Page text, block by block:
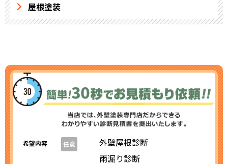
屋根塗装
希望内容 任意
外壁屋根診断
雨漏り診断